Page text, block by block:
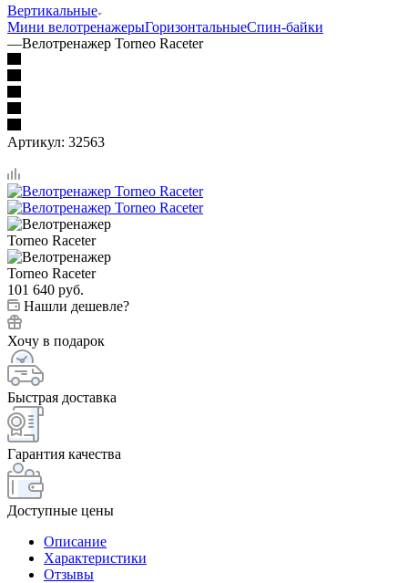
Вертикальные
Мини велотренажерыГоризонтальныеСпин-байки
—Велотренажер Torneo Raceter
Артикул: 32563
101 640 руб.
Нашли дешевле?
Хочу в подарок
Быстрая доставка
Гарантия качества
Доступные цены
Описание
Характеристики
Отзывы